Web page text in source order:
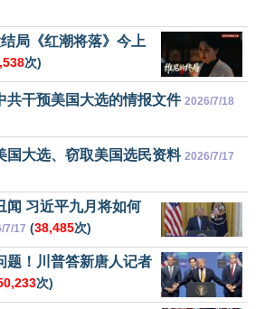
局《红潮将落》今上
次)
共干预美国大选的情报文件 2026/7/18
国大选、窃取美国选民资料 2026/7/17
闻 习近平九月将如何
7/17 (38,485次)
题！川普答新唐人记者
次)